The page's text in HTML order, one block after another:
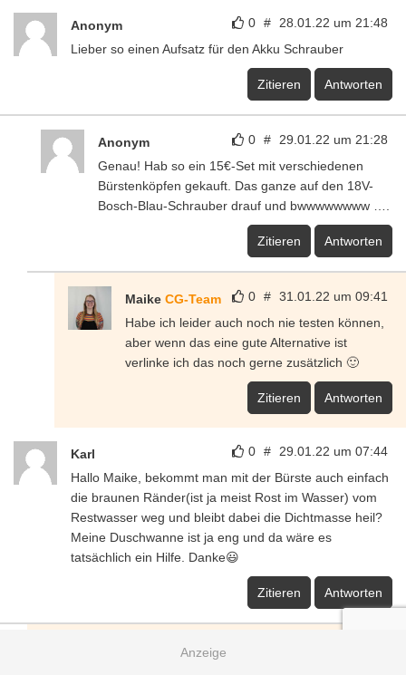
0 # 28.01.22 um 21:48
Anonym
Lieber so einen Aufsatz für den Akku Schrauber
Zitieren Antworten
0 # 29.01.22 um 21:28
Anonym
Genau! Hab so ein 15€-Set mit verschiedenen
Bürstenköpfen gekauft. Das ganze auf den 18V-
Bosch-Blau-Schrauber drauf und bwwwwwwww ….
Zitieren Antworten
0 # 31.01.22 um 09:41
Maike CG-Team
Habe ich leider auch noch nie testen können,
aber wenn das eine gute Alternative ist
verlinke ich das noch gerne zusätzlich 🙂
Zitieren Antworten
0 # 29.01.22 um 07:44
Karl
Hallo Maike, bekommt man mit der Bürste auch einfach
die braunen Ränder(ist ja meist Rost im Wasser) vom
Restwasser weg und bleibt dabei die Dichtmasse heil?
Meine Duschwanne ist ja eng und da wäre es
tatsächlich ein Hilfe. Danke😃
Zitieren Antworten
CG-Team